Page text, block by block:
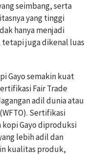
seimbang, serta
yang tinggi
hanya menjadi
tetapi juga dikenal luas
Gayo semakin kuat
Fair Trade
adil dunia atau
Sertifikasi
Gayo diproduksi
lebih adil dan
kualitas produk,